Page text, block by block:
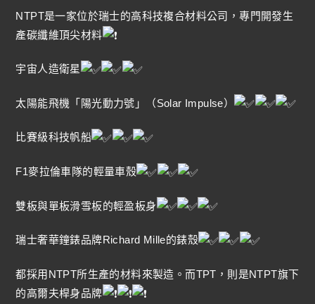
NTPT是一家位於瑞士的高科技複合材料公司，專門開發生
產碳纖維頂尖材料
宇宙人造衛星
太陽能飛機「陽光動力號」（Solar Impulse）
比賽級科技帆船
F1麥拉倫車隊的輕量車殼
雙板與單板滑雪板的輕盈板身
瑞士奢華鐘錶品牌Richard Mille的錶殼
都採用NTPT所生產的材料來製造。而TPT，則是NTPT旗下
的高爾夫桿身品牌